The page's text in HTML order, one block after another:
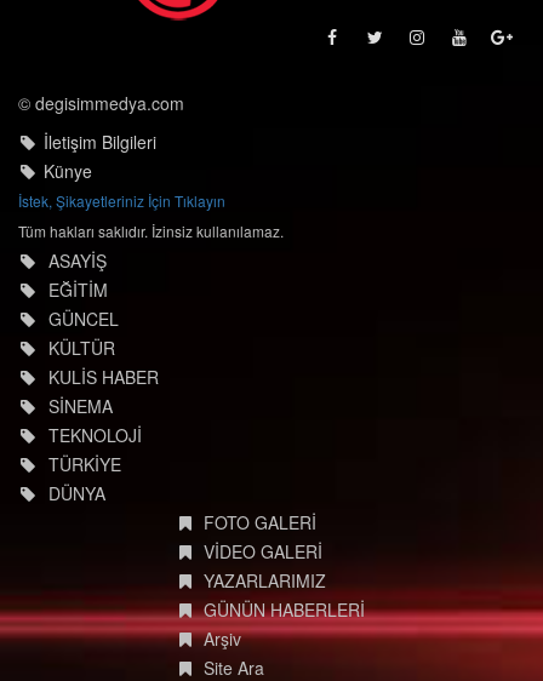
© degisimmedya.com
İletişim Bilgileri
Künye
İstek, Şikayetleriniz İçin Tıklayın
Tüm hakları saklıdır. İzinsiz kullanılamaz.
ASAYİŞ
EĞİTİM
GÜNCEL
KÜLTÜR
KULİS HABER
SİNEMA
TEKNOLOJİ
TÜRKİYE
DÜNYA
FOTO GALERİ
VİDEO GALERİ
YAZARLARIMIZ
GÜNÜN HABERLERİ
Arşiv
Site Ara